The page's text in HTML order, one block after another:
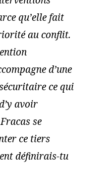
qu’elle fait
au conflit.
d’une
ce qui
avoir
se
ce tiers
définirais-tu